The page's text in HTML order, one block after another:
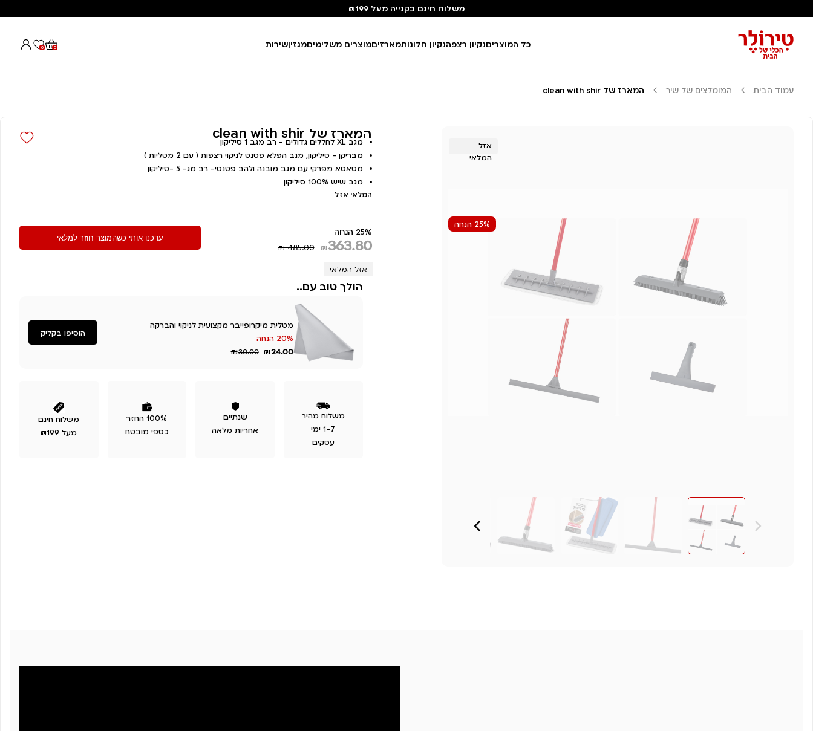
משלוח חינם בקנייה מעל ₪199
כל המוצריםנקיון רצפהנקיון חלונותמארזיםמוצרים משלימיםמגזיןשירות 0
0
עמוד הבית המומלצים של שיר המארז של clean with shir
אזל
המלאי
25% הנחה
המארז של clean with shir
מגב XL לחללים גדולים - רב מגב 1 סיליקון
מבריקן - סיליקון, מגב הפלא פטנט לניקוי רצפות ( עם 2 מטליות )
מטאטא מפרקי עם מגב מובנה ולהב פטנטי- רב מג- 5 -סיליקון
מגב שיש 100% סיליקון
המלאי אזל
25% הנחה
₪363.80
₪ 485.00
אזל המלאי
עדכנו אותי כשהמוצר חוזר למלאי
הולך טוב עם..
מטלית מיקרופייבר מקצועית לניקוי והברקה
20% הנחה
₪24.00
₪30.00
הוסיפו בקליק
משלוח מהיר
1-7 ימי
עסקים
שנתיים
אחריות מלאה
100% החזר
כספי מובטח
משלוח חינם
מעל ₪199